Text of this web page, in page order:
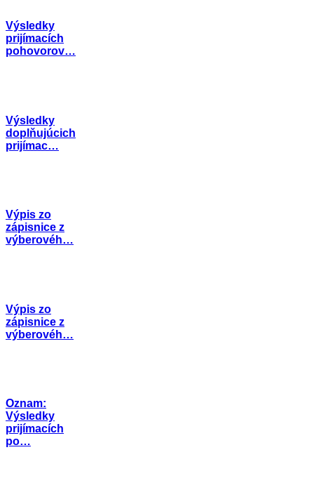
Výsledky
prijímacích
pohovorov…
Výsledky
doplňujúcich
prijímac…
Výpis zo
zápisnice z
výberovéh…
Výpis zo
zápisnice z
výberovéh…
Oznam:
Výsledky
prijímacích
po…